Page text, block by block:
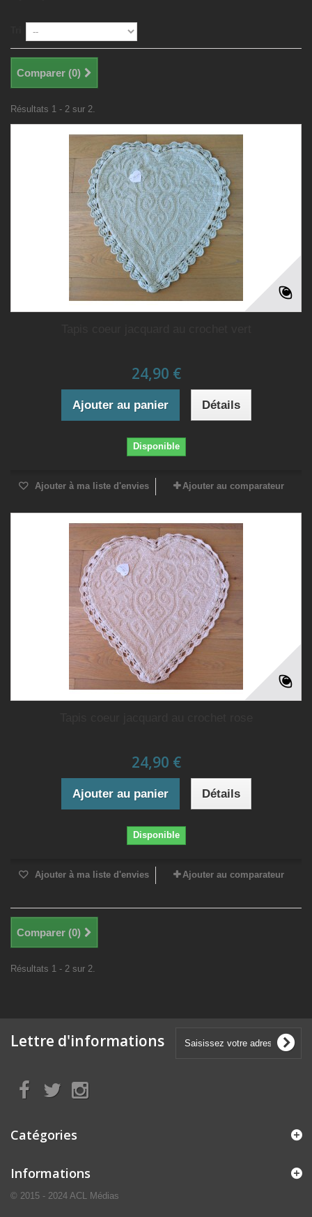
Comparer (0)
Résultats 1 - 2 sur 2.
24,90 €
Ajouter au panier Détails
Disponible
Ajouter à ma liste d'envies Ajouter au comparateur
24,90 €
Ajouter au panier Détails
Disponible
Ajouter à ma liste d'envies Ajouter au comparateur
Comparer (0)
Résultats 1 - 2 sur 2.
Lettre d'informations
Catégories
Informations
© 2015 - 2024 ACL Médias